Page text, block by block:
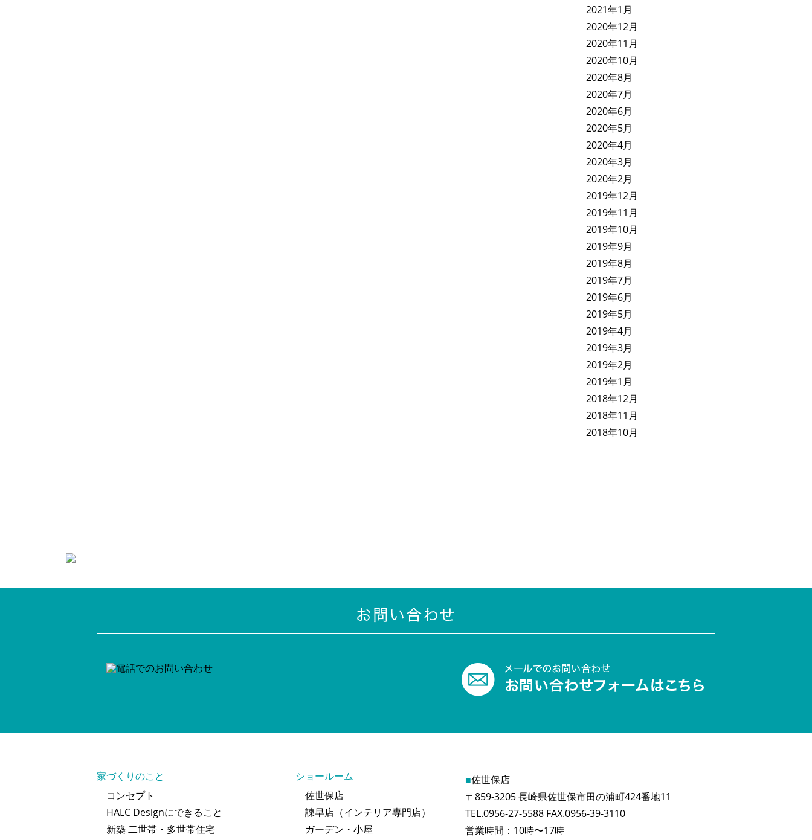
2021年1月
2020年12月
2020年11月
2020年10月
2020年8月
2020年7月
2020年6月
2020年5月
2020年4月
2020年3月
2020年2月
2019年12月
2019年11月
2019年10月
2019年9月
2019年8月
2019年7月
2019年6月
2019年5月
2019年4月
2019年3月
2019年2月
2019年1月
2018年12月
2018年11月
2018年10月
家づくりのこと
コンセプト
HALC Designにできること
新築 二世帯・多世帯住宅
ショールーム
佐世保店
諫早店（インテリア専門店）
ガーデン・小屋
■佐世保店
〒859-3205 長崎県佐世保市田の浦町424番地11
TEL.0956-27-5588 FAX.0956-39-3110
営業時間：10時〜17時